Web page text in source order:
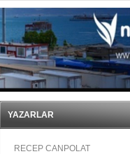
ediyor
YAZARLAR
RECEP CANPOLAT